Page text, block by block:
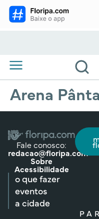
Arena
Fale conosco:
redacao@floripa.com
Sobre
Acessibilidade
o que fazer
eventos
a cidade